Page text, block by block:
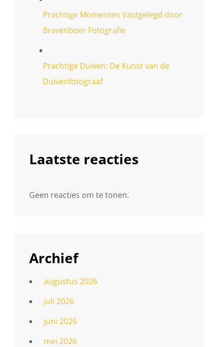
Prachtige Momenten Vastgelegd door
Bravenboer Fotografie
Prachtige Duiven: De Kunst van de
Duivenfotograaf
Laatste reacties
Geen reacties om te tonen.
Archief
augustus 2026
juli 2026
juni 2026
mei 2026